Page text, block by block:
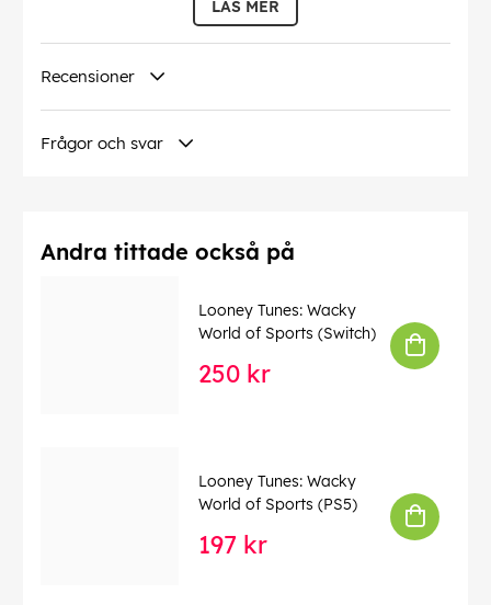
strider. Vänd på steken med samordnade attacker som
karaktärer från serien, som alla bjuder på unika
måste anpassa din taktik för att motverka deras
krafter och vara framgångsrik i din strävan att rädda
lyckas i din strävan att rädda Paris.
PARKOUR-AKROBATIK: Använd fantastiska
parkourrörelser som att svänga, glida på räcken och
LÄS MER
Recensioner
Frågor och svar
Andra tittade också på
Looney Tunes: Wacky
World of Sports (Switch)
250 kr
Looney Tunes: Wacky
World of Sports (PS5)
197 kr